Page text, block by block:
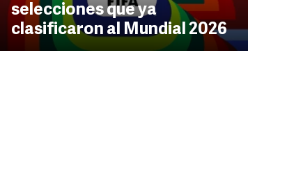
selecciones que ya
clasificaron al Mundial 2026